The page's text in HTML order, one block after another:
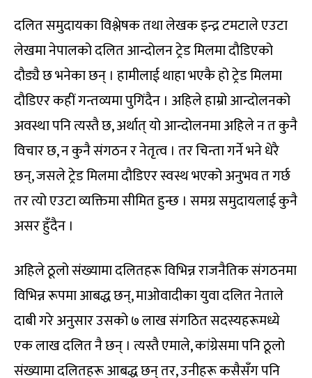
दलित समुदायका विश्लेषक तथा लेखक इन्द्र टमटाले एउटा
लेखमा नेपालको दलित आन्दोलन ट्रेड मिलमा दौडिएको
दौड्यै छ भनेका छन् । हामीलाई थाहा भएकै हो ट्रेड मिलमा
दौडिएर कहीं गन्तव्यमा पुगिंदैन । अहिले हाम्रो आन्दोलनको
अवस्था पनि त्यस्तै छ, अर्थात् यो आन्दोलनमा अहिले न त कुनै
विचार छ, न कुनै संगठन र नेतृत्व । तर चिन्ता गर्ने भने धेरै
छन्, जसले ट्रेड मिलमा दौडिएर स्वस्थ भएको अनुभव त गर्छ
तर त्यो एउटा व्यक्तिमा सीमित हुन्छ । समग्र समुदायलाई कुनै
असर हुँदैन ।
अहिले ठूलो संख्यामा दलितहरू विभिन्न राजनैतिक संगठनमा
विभिन्न रूपमा आबद्ध छन्, माओवादीका युवा दलित नेताले
दाबी गरे अनुसार उसको ७ लाख संगठित सदस्यहरूमध्ये
एक लाख दलित नै छन् । त्यस्तै एमाले, कांग्रेसमा पनि ठूलो
संख्यामा दलितहरू आबद्ध छन् तर, उनीहरू कसैसँग पनि